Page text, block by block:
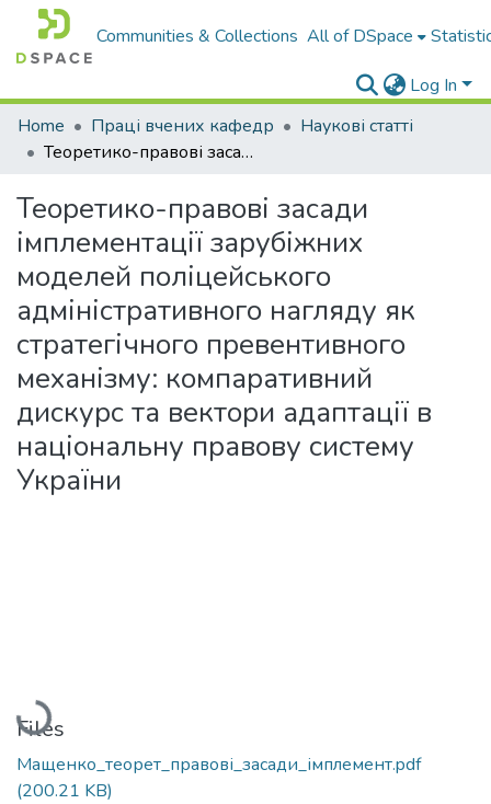
Communities & Collections All of DSpace
Log In
Home
Праці вчених кафедр
Наукові статті
Теоретико-правові засади імплементації зарубіжних моделей поліцейського адміністративного нагляду як стратегічного превентивного механізму: компаративний дискурс та вектори адаптації в національну правову систему України
Теоретико-правові засади
імплементації зарубіжних
моделей поліцейського
адміністративного нагляду як
стратегічного превентивного
механізму: компаративний
дискурс та вектори адаптації в
національну правову систему
України
Loading...
Files
Мащенко_теорет_правові_засади_імплемент.pdf
(200.21 KB)